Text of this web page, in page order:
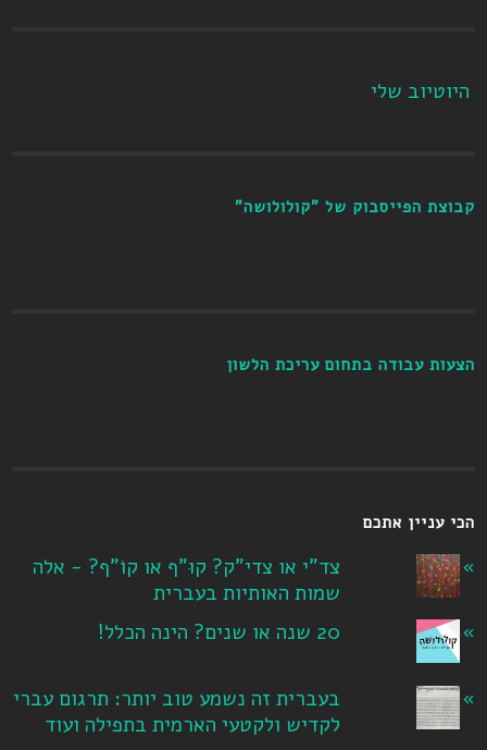
היוטיוב שלי
קבוצת הפייסבוק של "קולולושה"
הצעות עבודה בתחום עריכת הלשון
הכי עניין אתכם
צד"י או צדי"ק? קוּ"ף או קוֹ"ף? - אלה
שמות האותיות בעברית
20 שנה או שנים? הינה הכלל!
בעברית זה נשמע טוב יותר: תרגום עברי
לקדיש ולקטעי הארמית בתפילה ועוד